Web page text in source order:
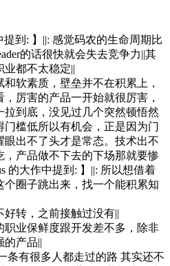
提到: 】||: 感觉码农的生命周期比
的话很快就会失去竞争力||其
业都不太稳定||
软素质，壁垒并不在积累上，
厉害的产品一开始就很厉害，
拉到底，没见过几个突然顿悟然
门槛低所以有机会，正是因为门
眼出不了头才是常态。技术出不
，产品做不下去的下场那就要惨
的大作中提到: 】||: 所以想借着
个圈子跳出来，找一个能积累知
转，之前接触过没有||
职业保鲜度跟开发差不多，除非
的产品||
条有很多人都走过的路 其实还不